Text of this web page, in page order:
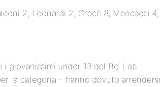
2, Leonardi 2, Crocè 8, Mencacci 4,
giovanissimi under 13 del Bcl Lab
la categoria – hanno dovuto arrendersi